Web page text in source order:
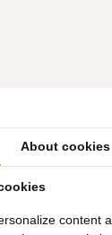
nodig?
zitten voor je klaar.
About cookies
content